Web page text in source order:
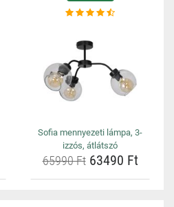
Sofia mennyezeti lámpa, 3-
izzós, átlátszó
65990 Ft63490 Ft